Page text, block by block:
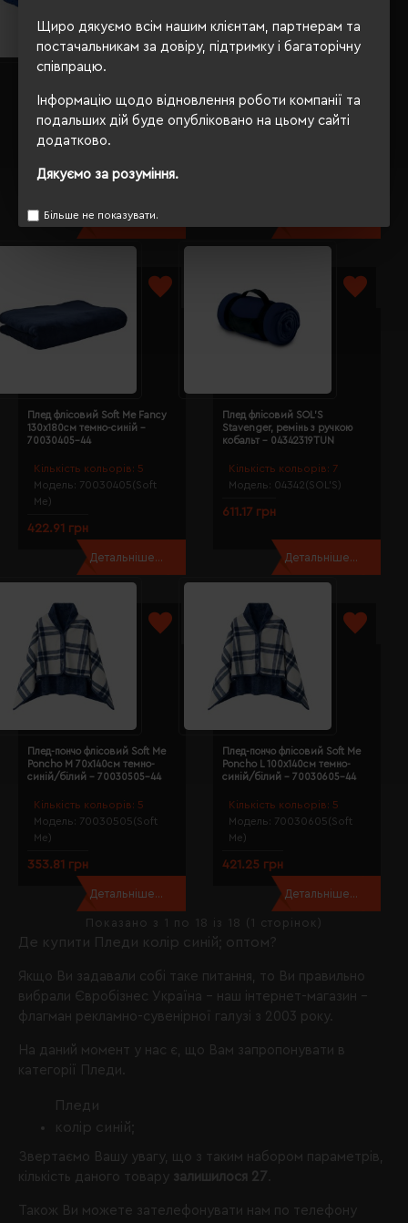
Щиро дякуємо всім нашим клієнтам, партнерам та
постачальникам за довіру, підтримку і багаторічну
співпрацю.
Інформацію щодо відновлення роботи компанії та
подальших дій буде опубліковано на цьому сайті
додатково.
Дякуємо за розуміння.
Більше не показувати.
Де купити Пледи колір синій; оптом?
Якщо Ви задавали собі таке питання, то Ви правильно
вибрали Євробізнес Україна - наш інтернет-магазин -
флагман рекламно-сувенірної галузі з 2003 року.
На даний момент у нас є, що Вам запропонувати в
категорії Пледи.
Пледи
колір синій;
Звертаємо Вашу увагу, що з таким набором параметрів,
кількість даного товару залишилося 27
Також Ви можете зателефонувати нам по телефону
Модель:
70030205(Soft
130х180см синій - 70030205-03
Детальніше...
130х180см темно-синій -
70030305-44
Кількість кольорів: 5
Модель: 70030405(Soft
Me)
Плед флісовий Soft Me Fancy
130х180см темно-синій -
70030405-44
422.91 грн
Детальніше...
Кількість кольорів: 7
Модель: 04342(SOL’S)
Плед флісовий SOL’S
Stavenger, ремінь з ручкою
кобальт - 04342319TUN
611.17 грн
Детальніше...
Кількість кольорів: 5
Модель: 70030505(Soft
Me)
Плед-пончо флісовий Soft Me
Poncho M 70х140см темно-
синій/білий - 70030505-44
353.81 грн
Детальніше...
Кількість кольорів: 5
Модель: 70030605(Soft
Me)
Плед-пончо флісовий Soft Me
Poncho L 100х140см темно-
синій/білий - 70030605-44
421.25 грн
Детальніше...
Показано з 1 по 18 із 18 (1 сторінок)